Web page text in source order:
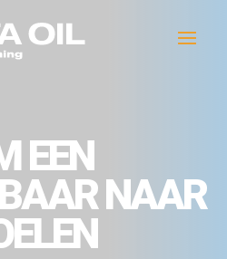
EEN
NAAR